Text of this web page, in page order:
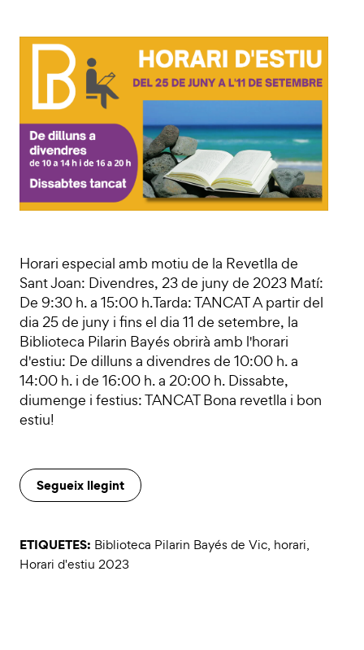
Horari especial amb motiu de la Revetlla de
Sant Joan: Divendres, 23 de juny de 2023 Matí:
De 9:30 h. a 15:00 h.Tarda: TANCAT A partir del
dia 25 de juny i fins el dia 11 de setembre, la
Biblioteca Pilarin Bayés obrirà amb l'horari
d'estiu: De dilluns a divendres de 10:00 h. a
14:00 h. i de 16:00 h. a 20:00 h. Dissabte,
diumenge i festius: TANCAT Bona revetlla i bon
estiu!
Segueix llegint
ETIQUETES: Biblioteca Pilarin Bayés de Vic, horari,
Horari d'estiu 2023